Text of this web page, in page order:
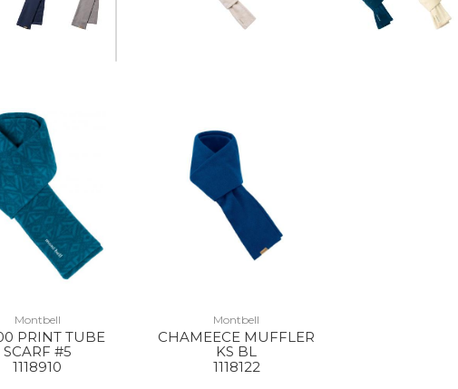
Montbell
PRINT TUBE
SCARF #5
1118910
Montbell
CHAMEECE MUFFLER
KS BL
1118122